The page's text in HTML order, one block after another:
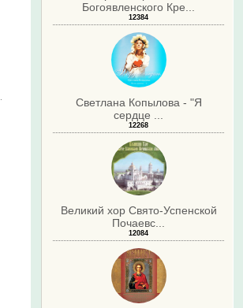
Богоявленского Кре...
12384
Светлана Копылова - "Я
сердце ...
12268
Великий хор Свято-Успенской
Почаевс...
12084